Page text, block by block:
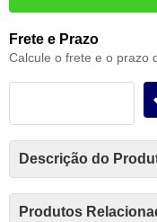
Frete e Prazo
Calcule o frete e o prazo
Descrição do
Produtos